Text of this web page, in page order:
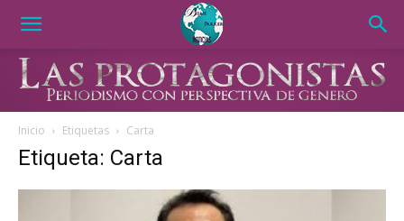
Inicio Etiquetas Carta
Etiqueta: Carta